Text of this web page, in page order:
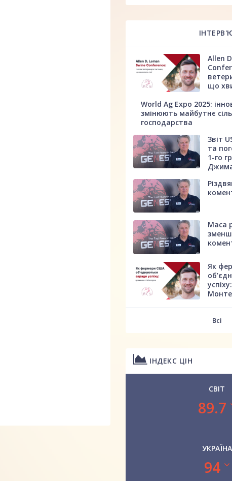
Allen
що
World Ag Expo 2025:
змінюють майбутнє
господарства
Звіт
та
1-го
Маса
Як
Всі
ІНДЕКС ЦІН
СВІТ
89.7
УКРАЇНА
94